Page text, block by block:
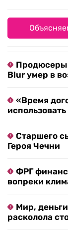
Продюсеры
Blur умер в
«Время
Старшего
Героя Чечни
ФРГ
вопреки
Мир,
расколола